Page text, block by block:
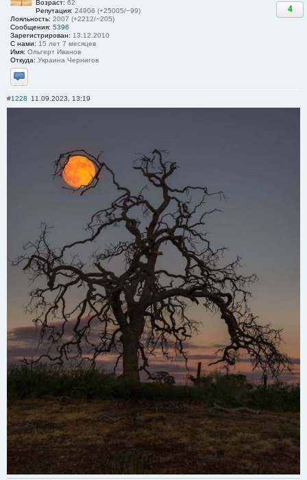
Возраст: 62
Репутация: 24906 (+25005/−99)
Лояльность: 2007 (+2212/−205)
Сообщения: 5396
Зарегистрирован: 13.12.2010
С нами: 15 лет 7 месяцев
Имя: Ольгерт Иванов
Откуда: Украина Чернигов
Отправить личное сообщение
4
#1228 11.09.2023, 13:19